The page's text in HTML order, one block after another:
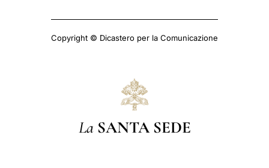
Copyright © Dicastero per la Comunicazione
La SANTA SEDE